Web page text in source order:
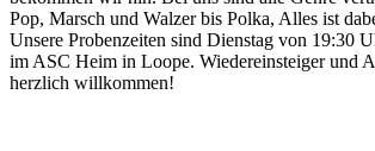
Pop, Marsch und Walzer bis Polka, Alles ist
Unsere Probenzeiten sind Dienstag von 19:30
im ASC Heim in Loope. Wiedereinsteiger und
herzlich willkommen!